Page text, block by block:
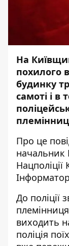
На
похилого
будинку
самоті і в
Про це
начальник
Нацполіції
Інформатор
До поліції
виходить
поліція